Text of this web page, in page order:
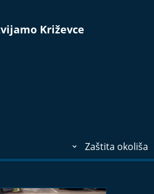
Križevce
Zaštita okoliša